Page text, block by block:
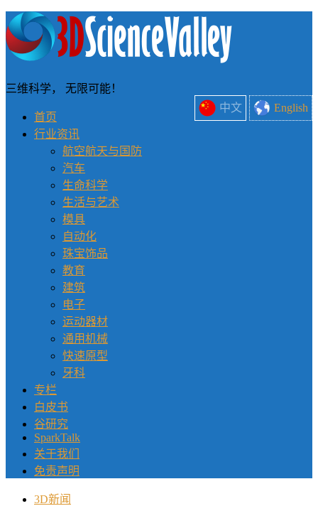
中文 English
三维科学， 无限可能！
首页
行业资讯
航空航天与国防
汽车
生命科学
生活与艺术
模具
自动化
珠宝饰品
教育
建筑
电子
运动器材
通用机械
快速原型
牙科
专栏
白皮书
谷研究
SparkTalk
关于我们
免责声明
3D新闻